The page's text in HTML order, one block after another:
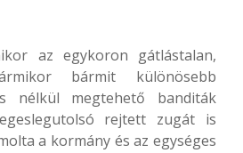
az egykoron gátlástalan,
bármit különösebb
nélkül megtehető banditák
rejtett zugát is
a kormány és az egységes